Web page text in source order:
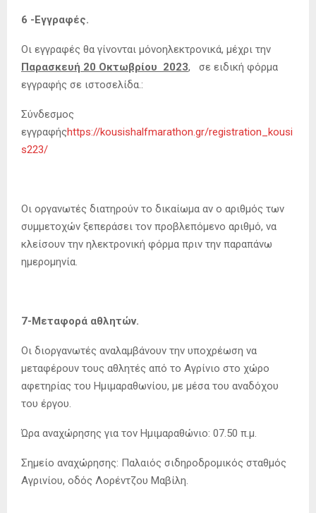
6 -Εγγραφές.
Οι εγγραφές θα γίνονται μόνοηλεκτρονικά, μέχρι την
Παρασκευή 20 Οκτωβρίου 2023, σε ειδική φόρμα
εγγραφής σε ιστοσελίδα.:
Σύνδεσμος
εγγραφήςhttps://kousishalfmarathon.gr/registration_kousi
s223/
Οι οργανωτές διατηρούν το δικαίωμα αν ο αριθμός των
συμμετοχών ξεπεράσει τον προβλεπόμενο αριθμό, να
κλείσουν την ηλεκτρονική φόρμα πριν την παραπάνω
ημερομηνία.
7-Μεταφορά αθλητών.
Οι διοργανωτές αναλαμβάνουν την υποχρέωση να
μεταφέρουν τους αθλητές από το Αγρίνιο στο χώρο
αφετηρίας του Ημιμαραθωνίου, με μέσα του αναδόχου
του έργου.
Ώρα αναχώρησης για τον Ημιμαραθώνιο: 07.50 π.μ.
Σημείο αναχώρησης: Παλαιός σιδηροδρομικός σταθμός
Αγρινίου, οδός Λορέντζου Μαβίλη.